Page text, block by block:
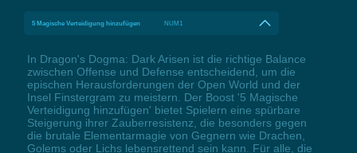
5 Magische Verteidigung hinzufügen NUM1
In Dragon's Dogma: Dark Arisen ist die richtige Balance
zwischen Offense und Defense entscheidend, um die
epischen Herausforderungen der Open World und der
Insel Finstergram zu meistern. Der Boost '5 Magische
Verteidigung hinzufügen' bietet Spielern eine spürbare
Steigerung ihrer Zauberresistenz, die besonders gegen
die brutale Elementarmagie von Gegnern wie Drachen,
Golems oder Lichs lebensrettend sein kann. Für alle, die